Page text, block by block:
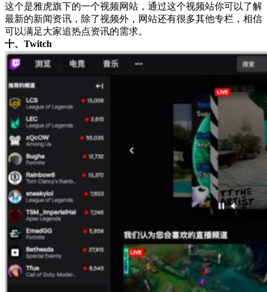
这个是雅虎旗下的一个视频网站，通过这个视频站你可以了解
最新的新闻资讯，除了视频外，网站还有很多其他专栏，相信
可以满足大家追热点资讯的需求。
十、Twitch